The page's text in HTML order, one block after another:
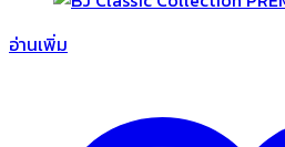
อ่านเพิ่ม